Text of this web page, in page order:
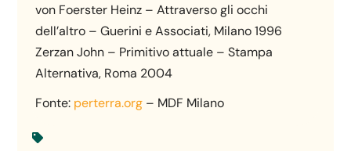
von Foerster Heinz – Attraverso gli occhi
dell’altro – Guerini e Associati, Milano 1996
Zerzan John – Primitivo attuale – Stampa
Alternativa, Roma 2004
Fonte: perterra.org – MDF Milano
